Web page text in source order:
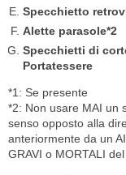
Specchietto
Alette parasole*2
Specchietti di
Portatessere
*1: Se presente
*2: Non usare MAI un
senso opposto alla
anteriormente da un
GRAVI o MORTALI